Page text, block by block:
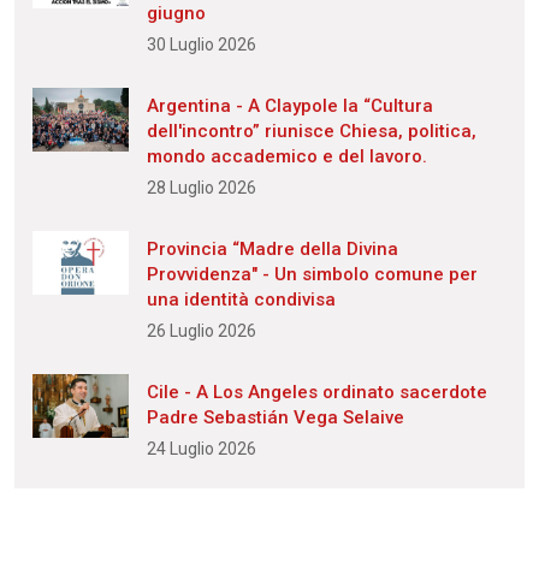
giugno
30 Luglio 2026
Argentina - A Claypole la “Cultura
dell'incontro” riunisce Chiesa, politica,
mondo accademico e del lavoro.
28 Luglio 2026
Provincia “Madre della Divina
Provvidenza" - Un simbolo comune per
una identità condivisa
26 Luglio 2026
Cile - A Los Angeles ordinato sacerdote
Padre Sebastián Vega Selaive
24 Luglio 2026